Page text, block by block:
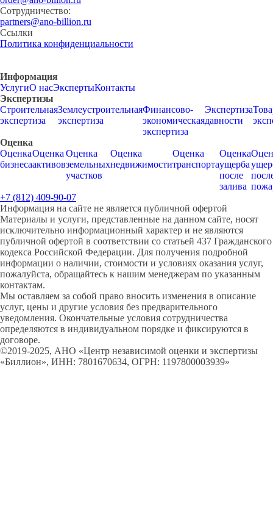
Сотрудничество:
partners@ano-billion.ru
Ссылки
Политика конфиденциальности
Информация
УслугиО насЭкспертыКонтакты
Экспертизы
Строительная
экспертиза
Землеустроительная
экспертиза
Финансово-
экономическая
экспертиза
Экспертиза
давности
Оценка
Оценка
бизнеса
Оценка
активов
Оценка
земельных
участков
Оценка
недвижимости
Оценка
транспорта
Оценка
ущерба
после
залива
+7 (812) 409-90-07
Информация на сайте не является публичной офертой
Материалы и услуги, представленные на данном сайте, носят
исключительно информационный характер и не являются
публичной офертой в соответствии со статьей 437 Гражданского
кодекса Российской Федерации. Для получения подробной
информации о наличии, стоимости и условиях оказания услуг,
пожалуйста, обращайтесь к нашим менеджерам по указанным
контактам.
Мы оставляем за собой право вносить изменения в описание
услуг, цены и другие условия без предварительного
уведомления. Окончательные условия сотрудничества
определяются в индивидуальном порядке и фиксируются в
договоре.
©2019-2025, АНО «Центр независимой оценки и экспертизы
«Биллион», ИНН: 7801670634, ОГРН: 1197800003939»